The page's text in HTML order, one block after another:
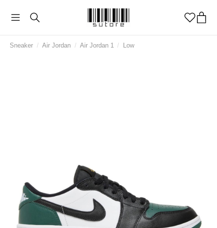
Sneaker / Air Jordan / Air Jordan 1 / Low